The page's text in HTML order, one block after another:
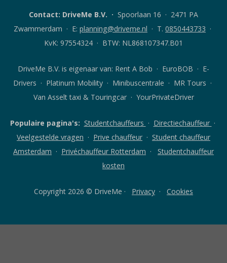
klanten-
voor
iOS
voor
Contact: DriveMe B.V. · Spoorlaan 16 · 2471 PA
Zwammerdam · E: planning@driveme.nl · T. 0850443733 ·
KvK: 97554324 · BTW: NL868107347.B01
DriveMe B.V. is eigenaar van: Rent A Bob · EuroBOB · E-
Drivers · Platinum Mobility · Minibuscentrale · MR Tours ·
Van Asselt taxi & Touringcar · YourPrivateDriver
Populaire pagina's: Studentchauffeurs · Directiechauffeur ·
Veelgestelde vragen · Prive chauffeur· Student chauffeur
Amsterdam · Privéchauffeur Rotterdam · Studentchauffeur
kosten
Copyright 2026 © DriveMe · Privacy · Cookies